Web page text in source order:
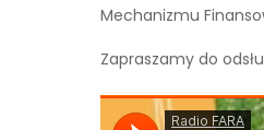
Mechanizmu
Zapraszamy do